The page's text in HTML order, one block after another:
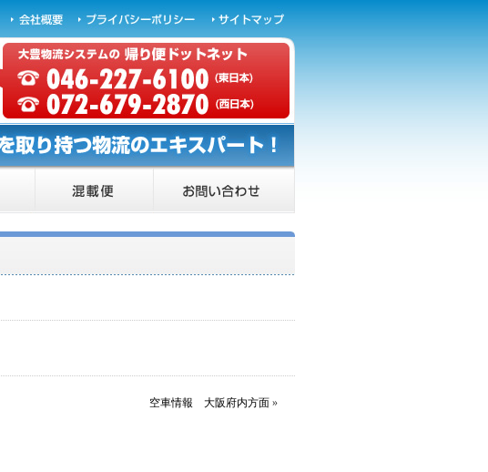
空車情報 大阪府内方面 »